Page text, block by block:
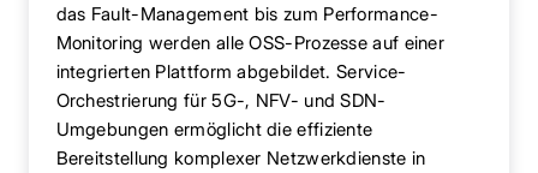
das Fault-Management bis zum Performance-
Monitoring werden alle OSS-Prozesse auf einer
integrierten Plattform abgebildet. Service-
Orchestrierung für 5G-, NFV- und SDN-
Umgebungen ermöglicht die effiziente
Bereitstellung komplexer Netzwerkdienste in